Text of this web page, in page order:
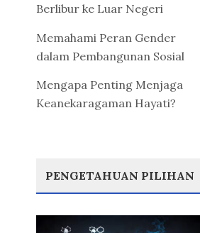
Berlibur ke Luar Negeri
Memahami Peran Gender
dalam Pembangunan Sosial
Mengapa Penting Menjaga
Keanekaragaman Hayati?
PENGETAHUAN PILIHAN